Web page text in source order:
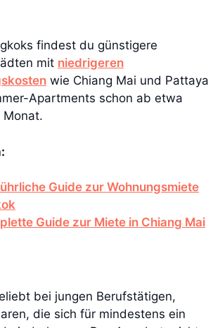
findest du günstigere
mit niedrigeren
wie Chiang Mai und Pattaya
Apartments schon ab etwa
Guide zur Wohnungsmiete
Guide zur Miete in Chiang Mai
bei jungen Berufstätigen,
die sich für mindestens ein